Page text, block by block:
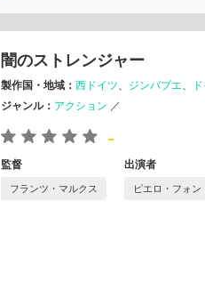
闇のストレンジャー
製作国・地域： 西ドイツ ジンバブエ
ジャンル： アクション ／
-
監督
フランツ・マルクス
出演者
ピエロ・フォン